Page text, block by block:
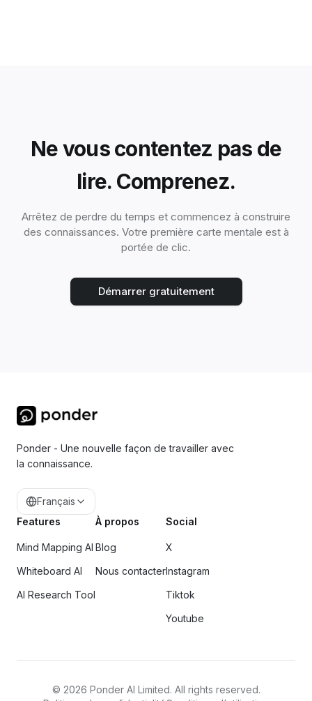
Ne vous contentez pas de
lire. Comprenez.
Arrêtez de perdre du temps et commencez à construire
des connaissances. Votre première carte mentale est à
portée de clic.
Démarrer gratuitement
Ponder - Une nouvelle façon de travailler avec
la connaissance.
Français
Features
Mind Mapping AI
Whiteboard AI
AI Research Tool
À propos
Blog
Nous contacter
Social
X
Instagram
Tiktok
Youtube
© 2026 Ponder AI Limited. All rights reserved.